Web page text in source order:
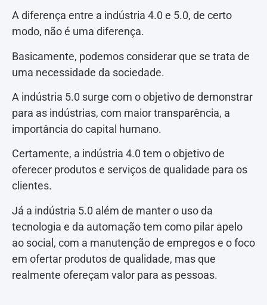
A diferença entre a indústria 4.0 e 5.0, de certo
modo, não é uma diferença.
Basicamente, podemos considerar que se trata de
uma necessidade da sociedade.
A indústria 5.0 surge com o objetivo de demonstrar
para as indústrias, com maior transparência, a
importância do capital humano.
Certamente, a indústria 4.0 tem o objetivo de
oferecer produtos e serviços de qualidade para os
clientes.
Já a indústria 5.0 além de manter o uso da
tecnologia e da automação tem como pilar apelo
ao social, com a manutenção de empregos e o foco
em ofertar produtos de qualidade, mas que
realmente ofereçam valor para as pessoas.